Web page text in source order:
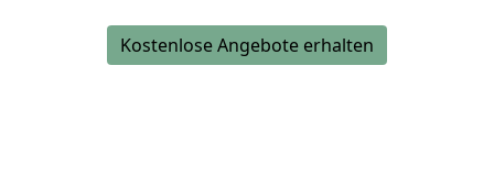
Kostenlose Angebote erhalten